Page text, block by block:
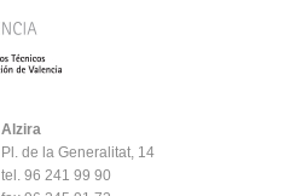
Alzira
Pl. de la Generalitat, 14
tel. 96 241 99 90